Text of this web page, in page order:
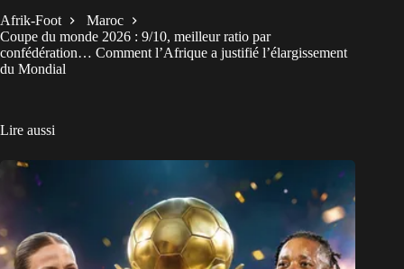
Afrik-Foot
Maroc
Coupe du monde 2026 : 9/10, meilleur ratio par
confédération… Comment l’Afrique a justifié l’élargissement
du Mondial
Lire aussi